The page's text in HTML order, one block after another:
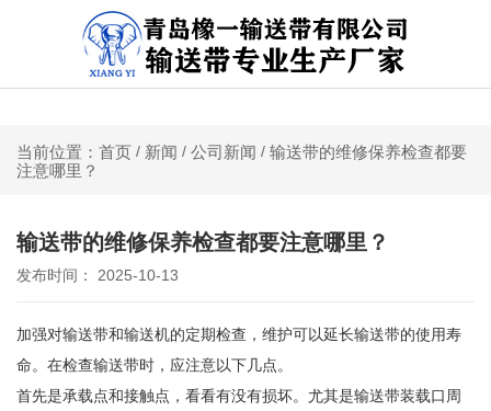
关于我们 | 联系我们
当前位置：首页 / 新闻 / 公司新闻 / 输送带的维修保养检查都要
注意哪里？
输送带的维修保养检查都要注意哪里？
发布时间： 2025-10-13
加强对输送带和输送机的定期检查，维护可以延长输送带的使用寿
命。在检查输送带时，应注意以下几点。
首先是承载点和接触点，看看有没有损坏。尤其是输送带装载口周